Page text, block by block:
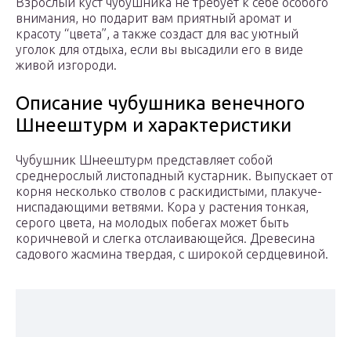
внимания, но подарит вам приятный аромат и
красоту “цвета”, а также создаст для вас уютный
уголок для отдыха, если вы высадили его в виде
живой изгороди.
Описание чубушника венечного
Шнеештурм и характеристики
Чубушник Шнеештурм представляет собой
среднерослый листопадный кустарник. Выпускает от
корня несколько стволов с раскидистыми, плакуче-
ниспадающими ветвями. Кора у растения тонкая,
серого цвета, на молодых побегах может быть
коричневой и слегка отслаивающейся. Древесина
садового жасмина твердая, с широкой сердцевиной.